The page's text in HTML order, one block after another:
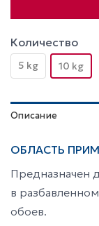
Количество
5 kg 10 kg
Описание
ОБЛАСТЬ
Предназначен
в
обоев.